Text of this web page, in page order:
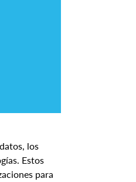
los
Estos
para